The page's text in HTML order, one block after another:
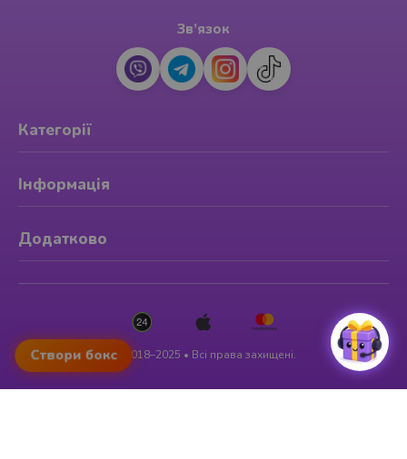
Створи бокс
Зв’язок
Категорії
Інформація
Додатково
© 2018–2025 • Всі права захищені.